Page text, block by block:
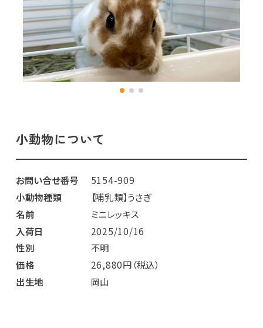
小動物について
お問い合せ番号
5154-909
小動物種類
【哺乳類】うさぎ
名前
ミニレッキス
入荷日
2025/10/16
性別
不明
価格
26,880円（税込）
出生地
岡山